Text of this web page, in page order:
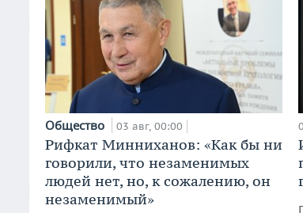
Общество 03 авг, 00:00
Рифкат Минниханов: «Как бы ни
говорили, что незаменимых
людей нет, но, к сожалению, он
незаменимый»